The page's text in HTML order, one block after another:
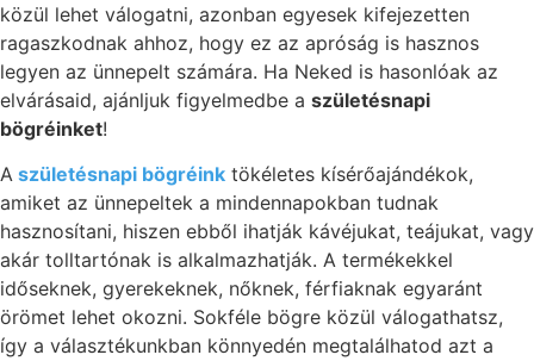
közül lehet válogatni, azonban egyesek kifejezetten
ragaszkodnak ahhoz, hogy ez az apróság is hasznos
legyen az ünnepelt számára. Ha Neked is hasonlóak az
elvárásaid, ajánljuk figyelmedbe a születésnapi
bögréinket!
A születésnapi bögréink tökéletes kísérőajándékok,
amiket az ünnepeltek a mindennapokban tudnak
hasznosítani, hiszen ebből ihatják kávéjukat, teájukat, vagy
akár tolltartónak is alkalmazhatják. A termékekkel
időseknek, gyerekeknek, nőknek, férfiaknak egyaránt
örömet lehet okozni. Sokféle bögre közül válogathatsz,
így a választékunkban könnyedén megtalálhatod azt a